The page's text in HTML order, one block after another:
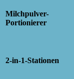
Milchpulver-
Portionierer
2-in-1-Stationen